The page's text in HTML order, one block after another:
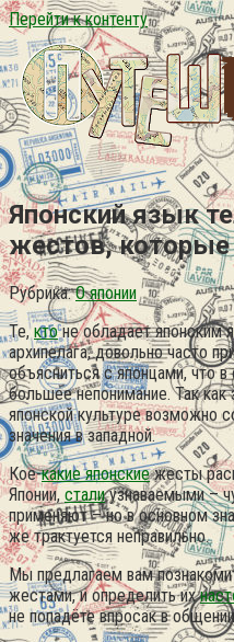
Перейти к контенту
Японский язык
жестов, которые
Рубрика: О японии
Те,ктоне обладает японским
архипелага, довольно часто
объясниться с японцами, что
большее непонимание. Так как
японской культуре возможно
значения в западной.
Кое-какие японскиежесты
Японии, сталиузнаваемыми –
применяют – но в основном
же трактуется неправильно.
Мы предлагаем вам
жестами, и определить их
не попадёте впросак в